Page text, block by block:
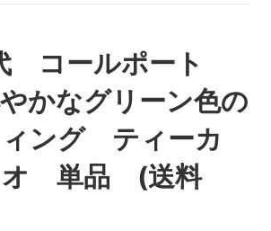
コールポート
かなグリーン色の
ング ティーカ
オ 単品 (送料